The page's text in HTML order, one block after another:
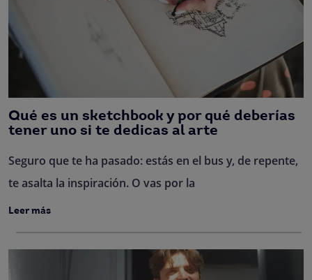
Qué es un sketchbook y por qué deberías
tener uno si te dedicas al arte
Seguro que te ha pasado: estás en el bus y, de repente,
te asalta la inspiración. O vas por la
Leer más